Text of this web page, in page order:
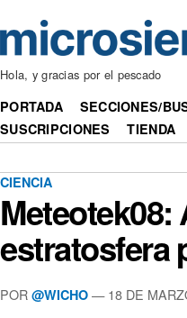
Hola, y gracias por el pescado
PORTADA SECCIONES/
SUSCRIPCIONES
TIENDA
CIENCIA
Meteotek08:
estratosfera
POR @WICHO — 18 DE